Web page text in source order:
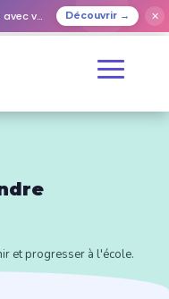
proches Découvrir → ✕
et progresser à l'école.